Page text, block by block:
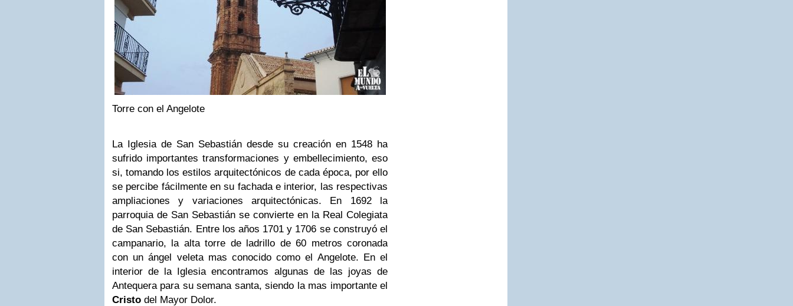
Torre con el Angelote
La Iglesia de San Sebastián desde su creación en 1548 ha
sufrido importantes transformaciones y embellecimiento, eso
si, tomando los estilos arquitectónicos de cada época, por ello
se percibe fácilmente en su fachada e interior, las respectivas
ampliaciones y variaciones arquitectónicas. En 1692 la
parroquia de San Sebastián se convierte en la Real Colegiata
de San Sebastián. Entre los años 1701 y 1706 se construyó el
campanario, la alta torre de ladrillo de 60 metros coronada
con un ángel veleta mas conocido como el Angelote. En el
interior de la Iglesia encontramos algunas de las joyas de
Antequera para su semana santa, siendo la mas importante el
Cristo del Mayor Dolor.